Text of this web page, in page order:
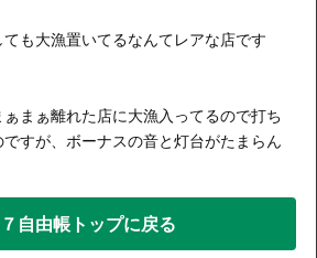
ても大漁置いてるなんてレアな店です
ぁまぁ離れた店に大漁入ってるので打ち
ですが、ボーナスの音と灯台がたまらん
自由帳トップに戻る